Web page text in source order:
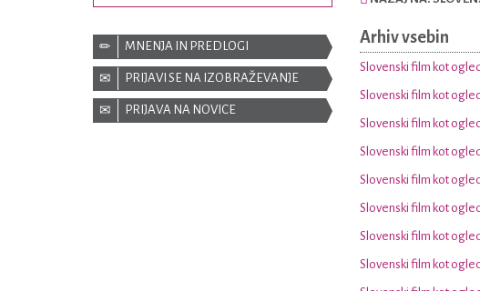
Arhiv vsebin
Slovenski film kot
Slovenski film kot
Slovenski film kot
Slovenski film kot
Slovenski film kot
Slovenski film kot
Slovenski film kot
Slovenski film kot
MNENJA IN PREDLOGI
PRIJAVI SE NA IZOBRAŽEVANJE
PRIJAVA NA NOVICE